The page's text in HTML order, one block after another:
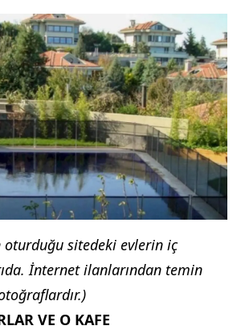
oturduğu sitedeki evlerin iç
İnternet ilanlarından temin
VE O KAFE